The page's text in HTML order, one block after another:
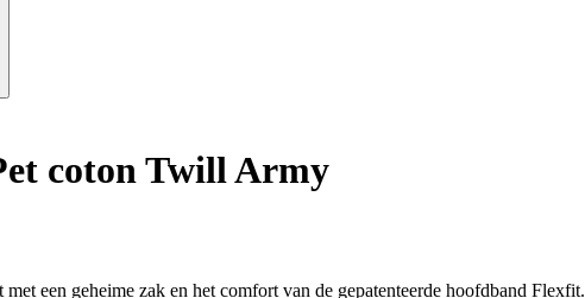
coton Twill Army
een geheime zak en het comfort van de gepatenteerde hoofdband Flexfit.